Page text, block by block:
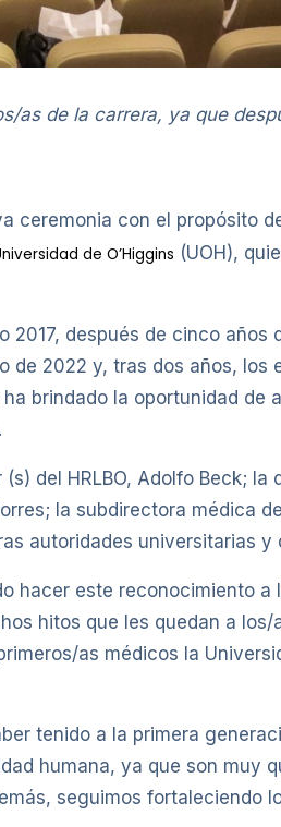
as de la carrera, ya que
ceremonia con el propósito
de O’Higgins (UOH),
después de cinco años
de 2022 y, tras dos años, los
brindado la oportunidad de
del HRLBO, Adolfo Beck; la
la subdirectora médica
autoridades universitarias y
hacer este reconocimiento
hitos que les quedan a
as médicos la
tenido a la primera
humana, ya que son muy
seguimos fortaleciendo